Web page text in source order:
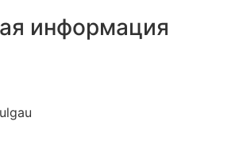
информация